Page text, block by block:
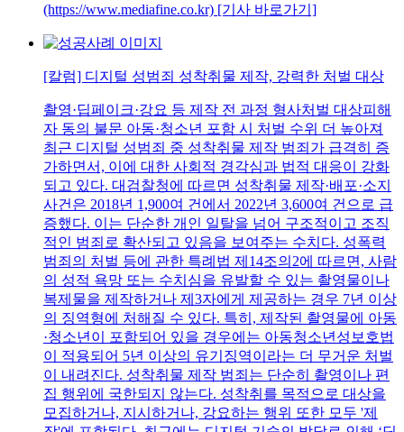
(https://www.mediafine.co.kr) [기사 바로가기]
[칼럼] 디지털 성범죄 성착취물 제작, 강력한 처벌 대상
촬영·딥페이크·강요 등 제작 전 과정 형사처벌 대상피해
자 동의 불문 아동·청소년 포함 시 처벌 수위 더 높아져
최근 디지털 성범죄 중 성착취물 제작 범죄가 급격히 증
가하면서, 이에 대한 사회적 경각심과 법적 대응이 강화
되고 있다. 대검찰청에 따르면 성착취물 제작·배포·소지
사건은 2018년 1,900여 건에서 2022년 3,600여 건으로 급
증했다. 이는 단순한 개인 일탈을 넘어 구조적이고 조직
적인 범죄로 확산되고 있음을 보여주는 수치다. 성폭력
범죄의 처벌 등에 관한 특례법 제14조의2에 따르면, 사람
의 성적 욕망 또는 수치심을 유발할 수 있는 촬영물이나
복제물을 제작하거나 제3자에게 제공하는 경우 7년 이상
의 징역형에 처해질 수 있다. 특히, 제작된 촬영물에 아동
·청소년이 포함되어 있을 경우에는 아동청소년성보호법
이 적용되어 5년 이상의 유기징역이라는 더 무거운 처벌
이 내려진다. 성착취물 제작 범죄는 단순히 촬영이나 편
집 행위에 국한되지 않는다. 성착취를 목적으로 대상을
모집하거나, 지시하거나, 강요하는 행위 또한 모두 '제